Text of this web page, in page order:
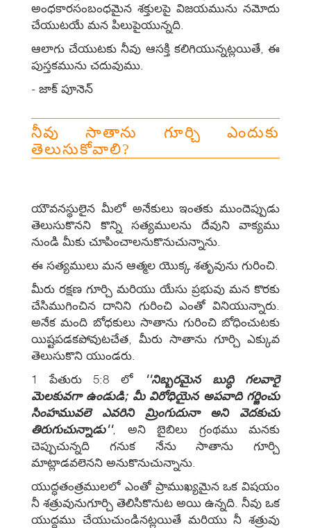
అంధకారసంబంధమైన శక్తులపై విజయమును నమోదు
చేయుటయే మన పిలుపైయున్నది.
ఆలాగు చేయుటకు నీవు ఆసక్తి కలిగియున్నట్లయితే, ఈ
పుస్తకమును చదువుము.
- జాక్ పూనెన్
నీవు సాతాను గూర్చి ఎందుకు
తెలుసుకోవాలి?
యౌవనస్థులైన మీలో అనేకులు ఇంతకు ముందెప్పుడు
తెలుసుకొనని కొన్ని సత్యములను దేవుని వాక్యము
నుండి మీకు చూపించాలనుకొనుచున్నాను.
ఈ సత్యములు మన ఆత్మల యొక్క శతృవును గురించి.
మీరు రక్షణ గూర్చి మరియు యేసు ప్రభువు మన కొరకు
చేసిముగించిన దానిని గురించి ఎంతో వినియున్నారు.
అనేక మంది బోధకులు సాతాను గురించి బోధించుటకు
యిష్టపడకపోవుటచేత, మీరు సాతాను గూర్చి ఎక్కువ
తెలుసుకొని యుండరు.
1 పేతురు 5:8 లో
''నిబ్బరమైన బుద్ధి గలవారై
మెలకువగా ఉండుడి; మీ విరోధియైన అపవాది గర్జించు
సింహమువలె ఎవరిని మ్రింగుదునా అని వెదకుచు
తిరుగుచున్నాడు'', అని బైబిలు గ్రంథము మనకు
చెప్పుచున్నది గనుక నేను సాతాను గూర్చి
మాట్లాడవలెనని అనుకొనుచున్నాను.
యుద్ధతంత్రములలో ఎంతో ప్రాముఖ్యమైన ఒక విషయం
నీ శత్రువునుగూర్చి తెలిసికొనుట అయి ఉన్నది. నీవు ఒక
యుద్ధము చేయుచుండినట్లయితే మరియు నీ శత్రువు